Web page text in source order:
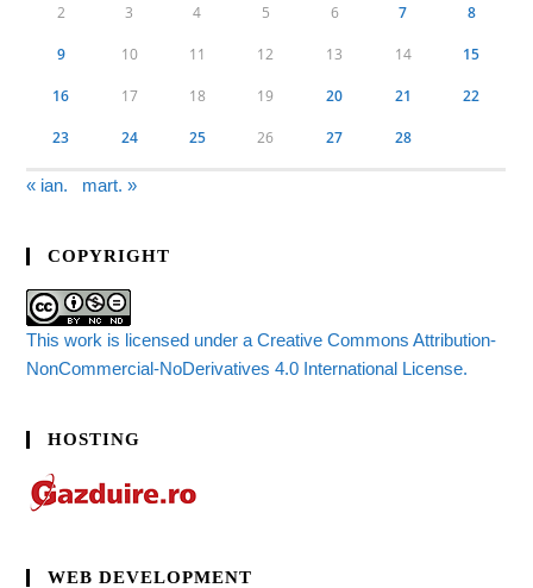
2 3 4 5 6 7 8
9 10 11 12 13 14 15
16 17 18 19 20 21 22
23 24 25 26 27 28
« ian. mart. »
COPYRIGHT
This work is licensed under a Creative Commons Attribution-
NonCommercial-NoDerivatives 4.0 International License.
HOSTING
WEB DEVELOPMENT